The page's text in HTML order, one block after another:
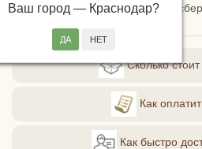
Ваш город — Краснодар?
СДЭКом, Пятерочкой или
Сколько стоит
Как
Как быстро